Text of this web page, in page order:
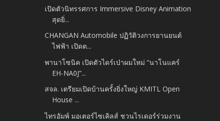
เปิดตัวนิทรรศการ Immersive Disney Animation
สุดยิ่...
CHANGAN Automobile ปฏิวัติวงการยานยนต์
ไฟฟ้า เปิดต...
พานาโซนิค เปิดตัวไดร์เป่าผมใหม่ “นาโนแคร์
EH-NA0J”...
สจล. เตรียมเปิดบ้านครั้งยิ่งใหญ่ KMITL Open
House ...
ไทรอัมพ์ มอเตอร์ไซเคิลส์ ชวนไรเดอร์ร่วมงาน